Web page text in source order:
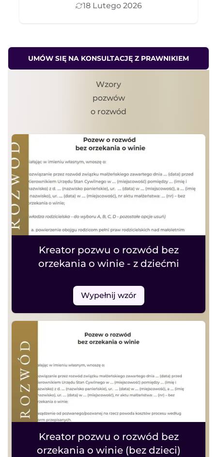
18 Lutego 2026
UMÓW SIĘ NA KONSULTACJĘ Z PRAWNIKIEM
Wzory
pozwów
o rozwód
Kreator pozwu o rozwód bez
orzekania o winie - z dziećmi
Wypełnij wzór
Kreator pozwu o rozwód bez
orzekania o winie (bez dzieci)